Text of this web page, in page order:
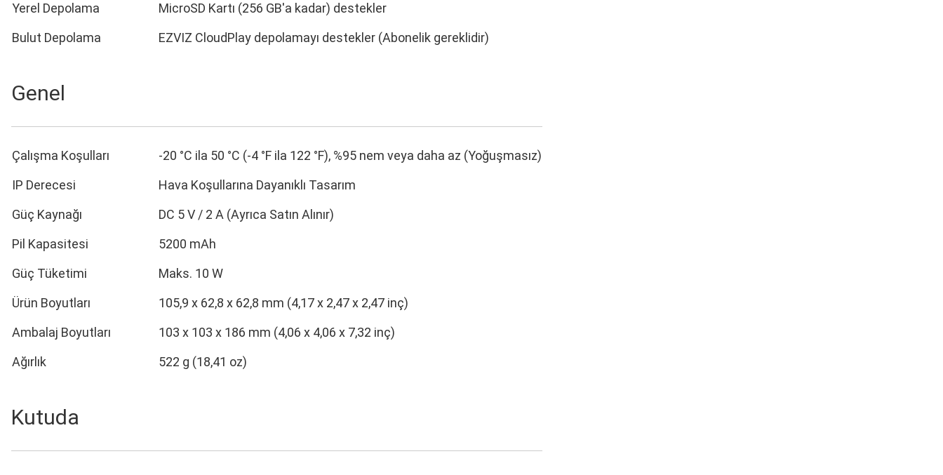
Yerel Depolama
MicroSD Kartı (256 GB'a kadar) destekler
Bulut Depolama
EZVIZ CloudPlay depolamayı destekler (Abonelik gereklidir)
Genel
Çalışma Koşulları
-20 °C ila 50 °C (-4 °F ila 122 °F), %95 nem veya daha az (Yoğuşmasız)
IP Derecesi
Hava Koşullarına Dayanıklı Tasarım
Güç Kaynağı
DC 5 V / 2 A (Ayrıca Satın Alınır)
Pil Kapasitesi
5200 mAh
Güç Tüketimi
Maks. 10 W
Ürün Boyutları
105,9 x 62,8 x 62,8 mm (4,17 x 2,47 x 2,47 inç)
Ambalaj Boyutları
103 x 103 x 186 mm (4,06 x 4,06 x 7,32 inç)
Ağırlık
522 g (18,41 oz)
Kutuda